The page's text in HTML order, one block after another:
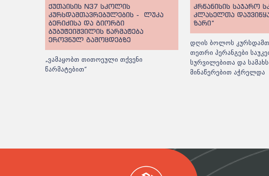
ქუთაისის N37 სკოლის
კურსდამთავრებულების - ლუკა
ბერიძისა და გიორგი
ბუბუტეიშვილის წარმატება
ეროვნულ გამოცდებზე
„ვამაყობთ თითოეული თქვენი
წარმატებით“
კრწანისის საჯარო
კლასელთა
ზარი“
დღის ბოლოს
თეთრი პერანგები
სურვილებითა და
მინაწერებით აჭრელდა